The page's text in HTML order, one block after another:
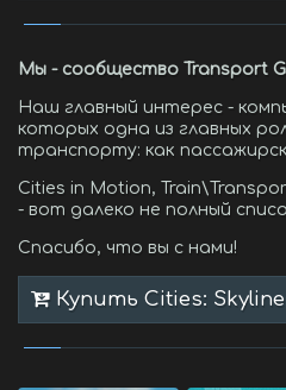
Мы - сообщество Transport
Наш главный интерес -
которых одна из главных
транспорту: как
Cities in Motion,
- вот далеко не полный
Спасибо, что вы с нами!
Купить Cities: